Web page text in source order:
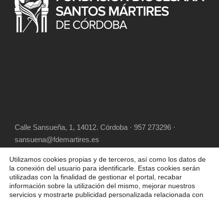
Calle Sansueña, 1, 14012. Córdoba · 957 273296 ·
sansuena@fdemartires.es
Utilizamos cookies propias y de terceros, así como los datos de
la conexión del usuario para identificarle. Estas cookies serán
utilizadas con la finalidad de gestionar el portal, recabar
información sobre la utilización del mismo, mejorar nuestros
servicios y mostrarte publicidad personalizada relacionada con